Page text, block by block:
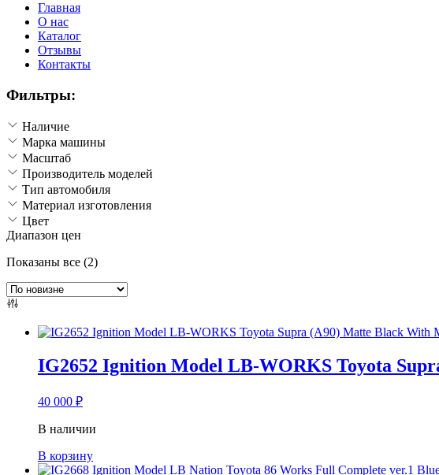
Главная
О нас
Каталог
Отзывы
Контакты
Фильтры:
Наличие
Марка машины
Масштаб
Производитель моделей
Тип автомобиля
Материал изготовления
Цвет
Диапазон цен
Показаны все (2)Сортировка:
недавние
IG2652 Ignition Model LB-WORKS Toyota
40 000 ₽
В наличии
В корзину